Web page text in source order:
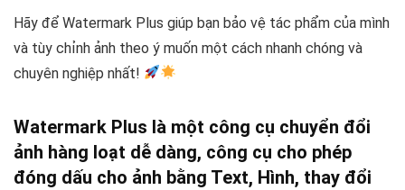
Hãy để Watermark Plus giúp bạn bảo vệ tác phẩm của mình
và tùy chỉnh ảnh theo ý muốn một cách nhanh chóng và
chuyên nghiệp nhất!
Watermark Plus là một công cụ chuyển đổi
ảnh hàng loạt dễ dàng, công cụ cho phép
đóng dấu cho ảnh bằng Text, Hình, thay đổi